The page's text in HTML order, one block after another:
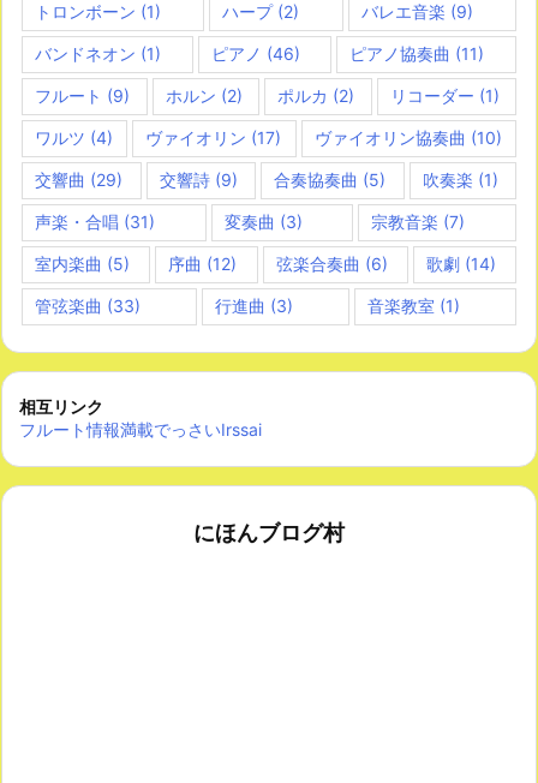
トロンボーン (1) ハープ(2) バレエ音楽 (9)
バンドネオン (1) ピアノ (46) ピアノ協奏曲 (11)
フルート (9) ホルン (2) ポルカ (2) リコーダー (1)
ワルツ (4) ヴァイオリン (17) ヴァイオリン協奏曲 (10)
交響曲 (29) 交響詩(9) 合奏協奏曲 (5) 吹奏楽 (1)
声楽・合唱 (31) 変奏曲 (3) 宗教音楽 (7)
室内楽曲 (5) 序曲 (12) 弦楽合奏曲 (6) 歌劇(14)
管弦楽曲 (33) 行進曲 (3) 音楽教室 (1)
相互リンク
フルート情報満載でっさいIrssai
にほんブログ村